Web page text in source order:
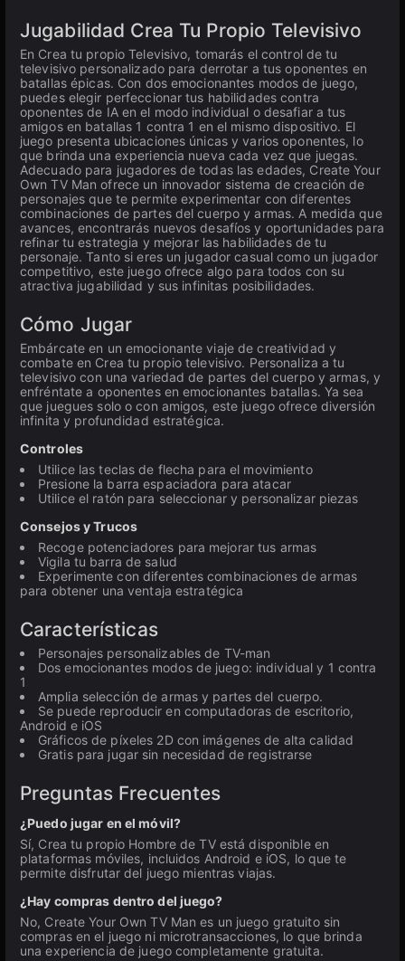
Jugabilidad Crea Tu Propio Televisivo
En Crea tu propio Televisivo, tomarás el control de tu
televisivo personalizado para derrotar a tus oponentes en
batallas épicas. Con dos emocionantes modos de juego,
puedes elegir perfeccionar tus habilidades contra
oponentes de IA en el modo individual o desafiar a tus
amigos en batallas 1 contra 1 en el mismo dispositivo. El
juego presenta ubicaciones únicas y varios oponentes, lo
que brinda una experiencia nueva cada vez que juegas.
Adecuado para jugadores de todas las edades, Create Your
Own TV Man ofrece un innovador sistema de creación de
personajes que te permite experimentar con diferentes
combinaciones de partes del cuerpo y armas. A medida que
avances, encontrarás nuevos desafíos y oportunidades para
refinar tu estrategia y mejorar las habilidades de tu
personaje. Tanto si eres un jugador casual como un jugador
competitivo, este juego ofrece algo para todos con su
atractiva jugabilidad y sus infinitas posibilidades.
Cómo Jugar
Embárcate en un emocionante viaje de creatividad y
combate en Crea tu propio televisivo. Personaliza a tu
televisivo con una variedad de partes del cuerpo y armas, y
enfréntate a oponentes en emocionantes batallas. Ya sea
que juegues solo o con amigos, este juego ofrece diversión
infinita y profundidad estratégica.
Controles
Utilice las teclas de flecha para el movimiento
Presione la barra espaciadora para atacar
Utilice el ratón para seleccionar y personalizar piezas
Consejos y Trucos
Recoge potenciadores para mejorar tus armas
Vigila tu barra de salud
Experimente con diferentes combinaciones de armas
para obtener una ventaja estratégica
Características
Personajes personalizables de TV-man
Dos emocionantes modos de juego: individual y 1 contra
1
Amplia selección de armas y partes del cuerpo.
Se puede reproducir en computadoras de escritorio,
Android e iOS
Gráficos de píxeles 2D con imágenes de alta calidad
Gratis para jugar sin necesidad de registrarse
Preguntas Frecuentes
¿Puedo jugar en el móvil?
Sí, Crea tu propio Hombre de TV está disponible en
plataformas móviles, incluidos Android e iOS, lo que te
permite disfrutar del juego mientras viajas.
¿Hay compras dentro del juego?
No, Create Your Own TV Man es un juego gratuito sin
compras en el juego ni microtransacciones, lo que brinda
una experiencia de juego completamente gratuita.